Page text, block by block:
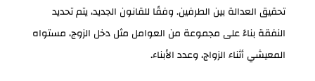
تحقيق العدالة بين الطرفين. وفقًا للقانون الجديد، يتم تحديد
النفقة بناءً على مجموعة من العوامل مثل دخل الزوج، مستواه
المعيشي أثناء الزواج، وعدد الأبناء.